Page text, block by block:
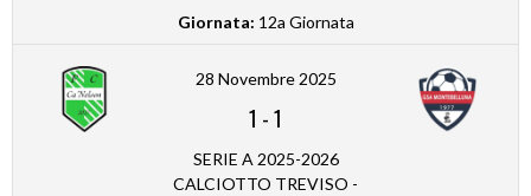
Giornata: 12a Giornata
28 Novembre 2025
1 -1
SERIE A 2025-2026
CALCIOTTO TREVISO -